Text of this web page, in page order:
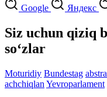
Google Яндекс
Siz uchun qiziq
so‘zlar
Moturidiy Bundestag
achchiqlan Yevroparlament